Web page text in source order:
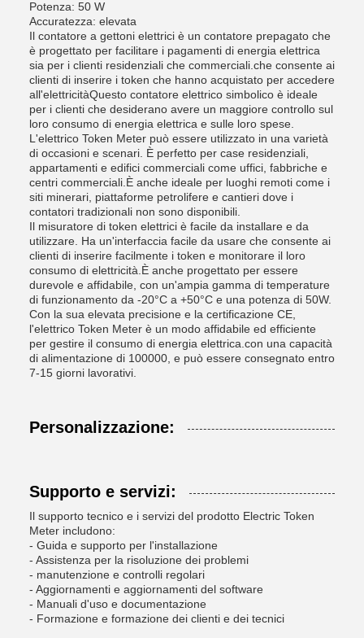
Potenza: 50 W
Accuratezza: elevata
Il contatore a gettoni elettrici è un contatore prepagato che
è progettato per facilitare i pagamenti di energia elettrica
sia per i clienti residenziali che commerciali.che consente ai
clienti di inserire i token che hanno acquistato per accedere
all'elettricitàQuesto contatore elettrico simbolico è ideale
per i clienti che desiderano avere un maggiore controllo sul
loro consumo di energia elettrica e sulle loro spese.
L'elettrico Token Meter può essere utilizzato in una varietà
di occasioni e scenari. È perfetto per case residenziali,
appartamenti e edifici commerciali come uffici, fabbriche e
centri commerciali.È anche ideale per luoghi remoti come i
siti minerari, piattaforme petrolifere e cantieri dove i
contatori tradizionali non sono disponibili.
Il misuratore di token elettrici è facile da installare e da
utilizzare. Ha un'interfaccia facile da usare che consente ai
clienti di inserire facilmente i token e monitorare il loro
consumo di elettricità.È anche progettato per essere
durevole e affidabile, con un'ampia gamma di temperature
di funzionamento da -20°C a +50°C e una potenza di 50W.
Con la sua elevata precisione e la certificazione CE,
l'elettrico Token Meter è un modo affidabile ed efficiente
per gestire il consumo di energia elettrica.con una capacità
di alimentazione di 100000, e può essere consegnato entro
7-15 giorni lavorativi.
Personalizzazione:
Supporto e servizi:
Il supporto tecnico e i servizi del prodotto Electric Token
Meter includono:
- Guida e supporto per l'installazione
- Assistenza per la risoluzione dei problemi
- manutenzione e controlli regolari
- Aggiornamenti e aggiornamenti del software
- Manuali d'uso e documentazione
- Formazione e formazione dei clienti e dei tecnici